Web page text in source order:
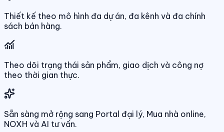
Thiết kế theo mô hình đa dự án, đa kênh và đa chính
sách bán hàng.
Theo dõi trạng thái sản phẩm, giao dịch và công nợ
theo thời gian thực.
Sẵn sàng mở rộng sang Portal đại lý, Mua nhà online,
NOXH và AI tư vấn.